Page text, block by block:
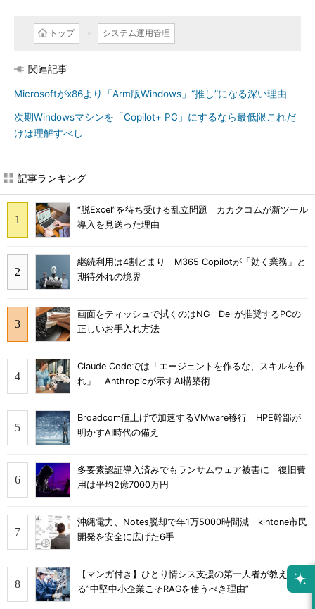
トップ システム運用管理
関連記事
Microsoftがx86より「Arm版Windows」“推し”になる深い理由
次期Windowsマシンを「Copilot+ PC」にするなら最低限これだ
けは理解すべし
記事ランキング
“脱Excel”を待ち受ける乱立問題 カカクコムが新ツール
導入を見送った理由
継続利用は4割どまり M365 Copilotが「効く業務」と
期待外れの境界
画面をティッシュで拭くのはNG Dellが推奨するPCの
正しいお手入れ方法
Claude Codeでは「エージェントを作るな、スキルを作
れ」 Anthropicが示すAI構築術
Broadcom値上げで加速するVMware移行 HPE幹部が
明かすAI時代の備え
多要素認証導入済みでもランサムウェア被害に 復旧費
用は平均2億7000万円
沖縄電力、Notes脱却で年1万5000時間減 kintone市民
開発を安全に広げた6手
【マンガ付き】ひとり情シス支援の第一人者が教え
る”中堅中小企業こそRAGを使うべき理由”